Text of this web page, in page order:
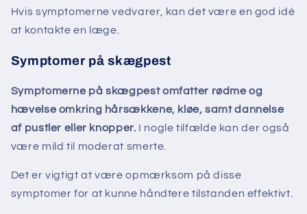
Hvis symptomerne vedvarer, kan det være en god idé
at kontakte en læge.
Symptomer på skægpest
Symptomerne på skægpest omfatter rødme og
hævelse omkring hårsækkene, kløe, samt dannelse
af pustler eller knopper. I nogle tilfælde kan der også
være mild til moderat smerte.
Det er vigtigt at være opmærksom på disse
symptomer for at kunne håndtere tilstanden effektivt.